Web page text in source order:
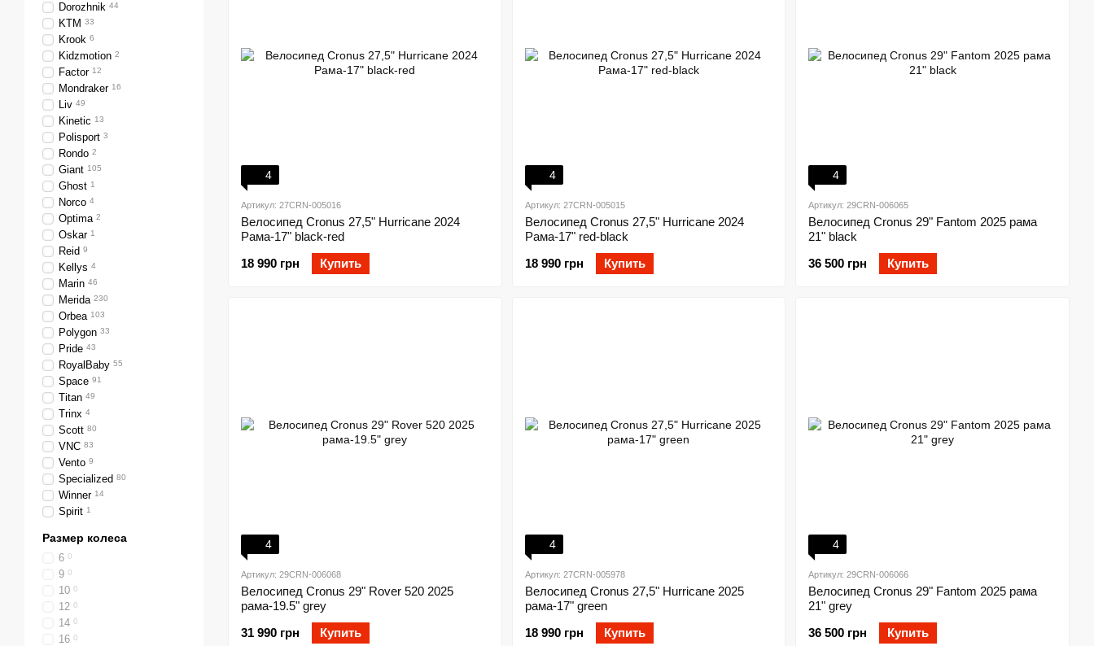
4
Артикул: 27CRN-005016
Велосипед Cronus 27,5" Hurricane 2024
Рама-17" black-red
18 990 грн
Купить
4
Артикул: 27CRN-005015
Велосипед Cronus 27,5" Hurricane 2024
Рама-17" red-black
18 990 грн
Купить
4
Артикул: 29CRN-006065
Велосипед Cronus 29" Fantom 2025 рама
21" black
36 500 грн
Купить
4
Артикул: 29CRN-006068
Велосипед Cronus 29" Rover 520 2025
рама-19.5" grey
31 990 грн
Купить
4
Артикул: 27CRN-005978
Велосипед Cronus 27,5" Hurricane 2025
рама-17" green
18 990 грн
Купить
4
Артикул: 29CRN-006066
Велосипед Cronus 29" Fantom 2025 рама
21" grey
36 500 грн
Купить
Dorozhnik 44
KTM 33
Krook 6
Kidzmotion 2
Factor 12
Mondraker 16
Liv 49
Kinetic 13
Polisport 3
Rondo 2
Giant 105
Ghost 1
Norco 4
Optima 2
Oskar 1
Reid 9
Kellys 4
Marin 46
Merida 230
Orbea 103
Polygon 33
Pride 43
RoyalBaby 55
Space 91
Titan 49
Trinx 4
Scott 80
VNC 83
Vento 9
Specialized 80
Winner 14
Spirit 1
Размер колеса
6 0
9 0
10 0
12 0
14 0
16 0